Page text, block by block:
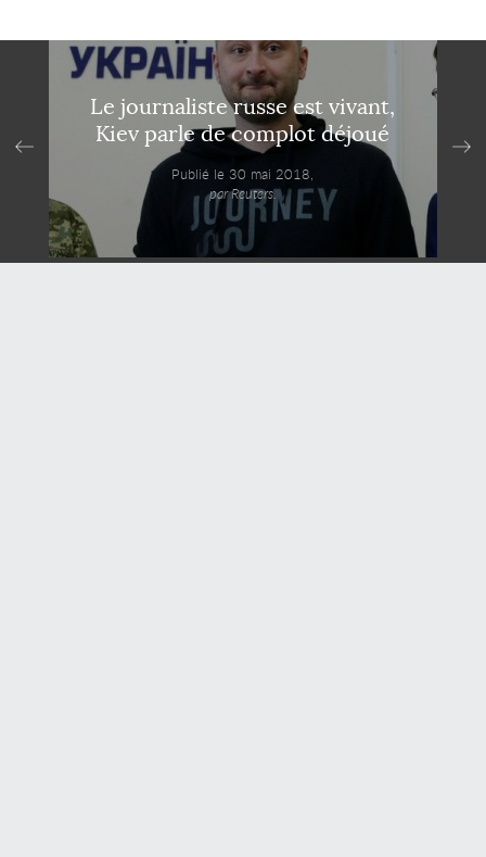
Le journaliste russe est vivant,
Kiev parle de complot déjoué
Publié le 30 mai 2018,
par Reuters.